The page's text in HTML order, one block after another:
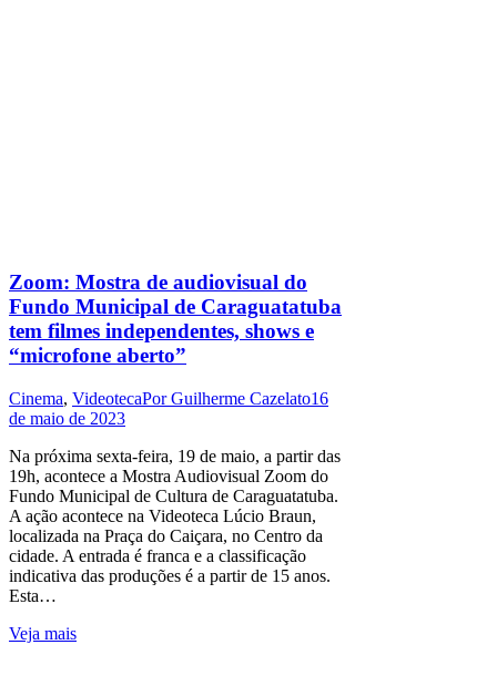
Zoom: Mostra de audiovisual do
Fundo Municipal de Caraguatatuba
tem filmes independentes, shows e
“microfone aberto”
Cinema, VideotecaPorGuilherme Cazelato16
de maio de 2023
Na próxima sexta-feira, 19 de maio, a partir das
19h, acontece a Mostra Audiovisual Zoom do
Fundo Municipal de Cultura de Caraguatatuba.
A ação acontece na Videoteca Lúcio Braun,
localizada na Praça do Caiçara, no Centro da
cidade. A entrada é franca e a classificação
indicativa das produções é a partir de 15 anos.
Esta…
Veja mais